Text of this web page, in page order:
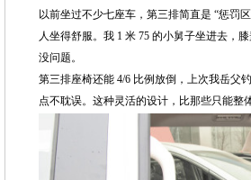
以前坐过不少七座车，第三排简直是 “惩罚
人坐得舒服。我 1 米 75 的小舅子坐进去，
没问题。
第三排座椅还能 4/6 比例放倒，上次我岳父
点不耽误。这种灵活的设计，比那些只能整